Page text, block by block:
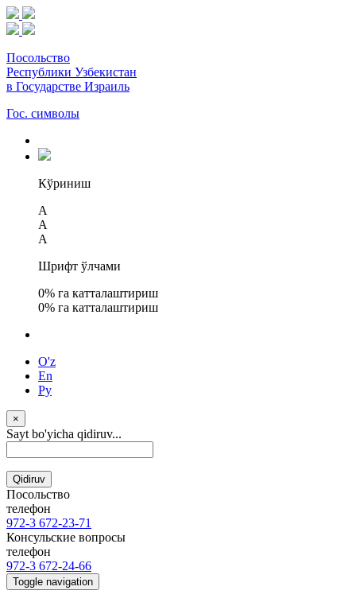
Посольство
Республики Узбекистан
в Государстве Израиль
Гос. символы
Кўриниш
A
A
A
Шрифт ўлчами
0% га катталаштириш
0% га катталаштириш
O'z
En
Ру
×
Sayt bo'yicha qidiruv...
Qidiruv
Посольство
телефон
972-3 672-23-71
Консульские вопросы
телефон
972-3 672-24-66
Toggle navigation